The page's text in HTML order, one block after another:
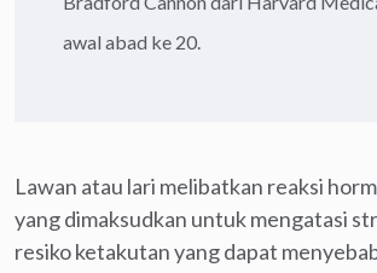
awal abad ke 20.
Lawan atau lari melibatkan reaksi
yang dimaksudkan untuk mengatasi
resiko ketakutan yang dapat